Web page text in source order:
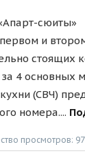
сюиты»
и
стоящих
4 основных
(СВЧ)
номера....
просмотров: